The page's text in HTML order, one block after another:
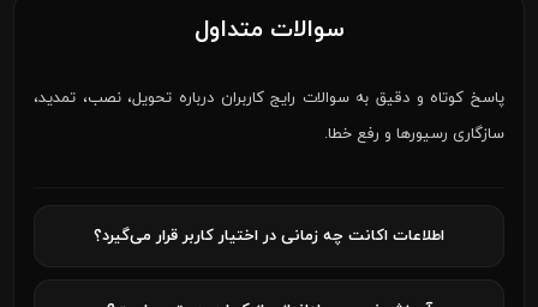
سوالات متداول
پاسخ کوتاه و دقیق به سوالات رایج کاربران درباره تحویل، نصب، تمدید،
سازگاری رسیورها و رفع خطا.
اطلاعات اکانت چه زمانی در اختیار کاربر قرار می‌گیرد؟